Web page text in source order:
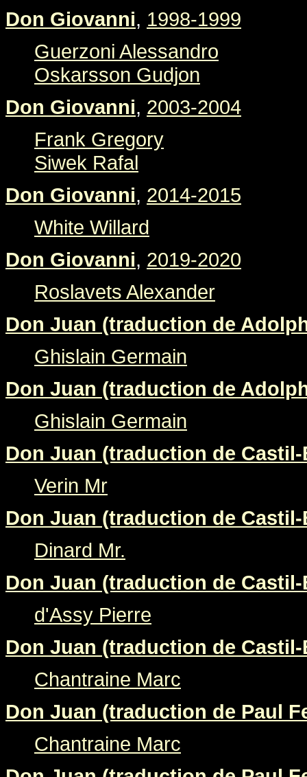
Don Giovanni, 1998-1999
Guerzoni Alessandro
Oskarsson Gudjon
Don Giovanni, 2003-2004
Frank Gregory
Siwek Rafal
Don Giovanni, 2014-2015
White Willard
Don Giovanni, 2019-2020
Roslavets Alexander
Don Juan (traduction de
Ghislain Germain
Don Juan (traduction de
Ghislain Germain
Don Juan (traduction de Castil-
Verin Mr
Don Juan (traduction de Castil-
Dinard Mr.
Don Juan (traduction de Castil-
d'Assy Pierre
Don Juan (traduction de Castil-
Chantraine Marc
Don Juan (traduction de Paul
Chantraine Marc